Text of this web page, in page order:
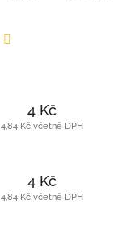
4 Kč
4,84 Kč včetně DPH
4 Kč
4,84 Kč včetně DPH